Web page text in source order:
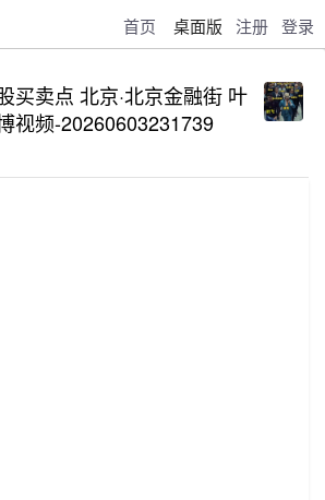
首页 桌面版 注册 登录
买卖点 北京·北京金融街 叶
视频-20260603231739